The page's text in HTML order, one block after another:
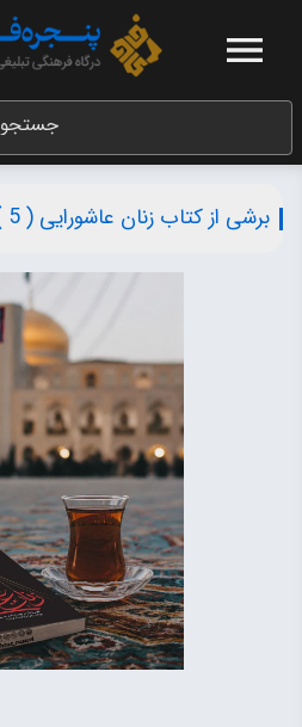
جستجو
برشی از کتاب زنان عاشورایی ( 5 )